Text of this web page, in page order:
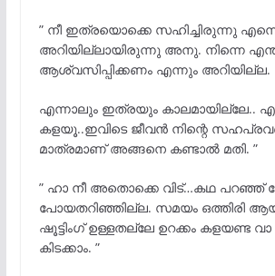
” നീ ഇത്രയൊക്കെ സഹിച്ചിരുന്നു
അറിയില്ലായിരുന്നു അനു. നിന്നെ
ആശ്വസിപ്പിക്കണം എന്നും അറിയില്ല.
എന്നാലും ഇത്രയും കാലമായില്ലേ..
കളയൂ..ഇവിടെ ജീവൻ നിന്റെ
മാത്രമാണ് അങ്ങനെ കണ്ടാൽ മതി. ”
” ഹാ നീ അതൊക്കെ വിട്…കഥ പറഞ്ഞ്
പോയതറിഞ്ഞില്ല. സമയം ഒത്തിരി
ഷൂട്ടിംഗ് ഉള്ളതല്ലേ ഉറക്കം കളയണ്ട
കിടക്കാം. ”